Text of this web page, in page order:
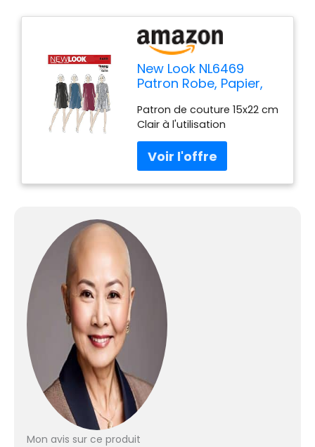
New Look NL6469
Patron Robe, Papier,
Patron de couture 15x22 cm
Clair à l'utilisation
Mon avis sur ce produit